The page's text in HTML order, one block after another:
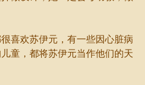
欢苏伊元，有一些因心脏病
童，都将苏伊元当作他们的天